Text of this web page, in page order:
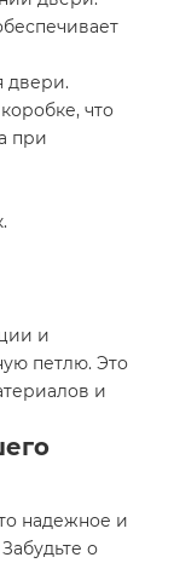
двери.
что
при
и
петлю. Это
и
надежное и
о